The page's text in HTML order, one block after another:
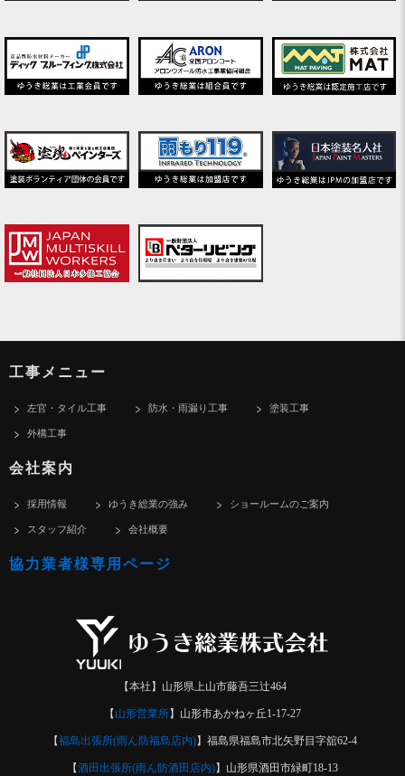
工事メニュー
左官・タイル工事 防水・雨漏り工事 塗装工事
外構工事
会社案内
採用情報 ゆうき総業の強み ショールームのご案内
スタッフ紹介 会社概要
協力業者様専用ページ
【本社】山形県上山市藤吾三辻464
【 山形営業所】山形市あかねヶ丘1-17-27
【福島出張所(雨ん防福島店内)】福島県福島市北矢野目字舘62-4
【酒田出張所(雨ん防酒田店内)】山形県酒田市緑町18-13